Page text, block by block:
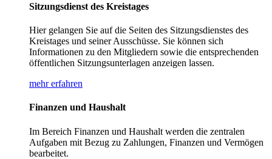
Sitzungsdienst des Kreistages
Hier gelangen Sie auf die Seiten des Sitzungsdienstes des
Kreistages und seiner Ausschüsse. Sie können sich
Informationen zu den Mitgliedern sowie die entsprechenden
öffentlichen Sitzungsunterlagen anzeigen lassen.
mehr erfahren
Finanzen und Haushalt
Im Bereich Finanzen und Haushalt werden die zentralen
Aufgaben mit Bezug zu Zahlungen, Finanzen und Vermögen
bearbeitet.